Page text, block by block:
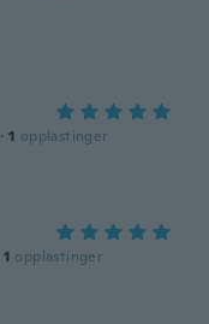
· 1 opplastinger
1 opplastinger